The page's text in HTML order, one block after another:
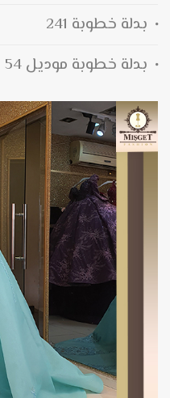
بدلة خطوبة 241
بدلة خطوبة موديل 54